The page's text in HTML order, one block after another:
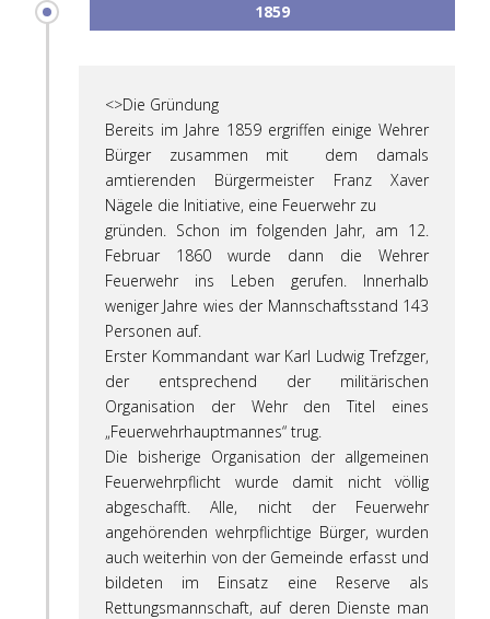
1859
<>Die Gründung
Bereits im Jahre 1859 ergriffen einige Wehrer
Bürger zusammen mit dem damals
amtierenden Bürgermeister Franz Xaver
Nägele die Initiative, eine Feuerwehr zu
gründen. Schon im folgenden Jahr, am 12.
Februar 1860 wurde dann die Wehrer
Feuerwehr ins Leben gerufen. Innerhalb
weniger Jahre wies der Mannschaftsstand 143
Personen auf.
Erster Kommandant war Karl Ludwig Trefzger,
der entsprechend der militärischen
Organisation der Wehr den Titel eines
„Feuerwehrhauptmannes“ trug.
Die bisherige Organisation der allgemeinen
Feuerwehrpflicht wurde damit nicht völlig
abgeschafft. Alle, nicht der Feuerwehr
angehörenden wehrpflichtige Bürger, wurden
auch weiterhin von der Gemeinde erfasst und
bildeten im Einsatz eine Reserve als
Rettungsmannschaft, auf deren Dienste man